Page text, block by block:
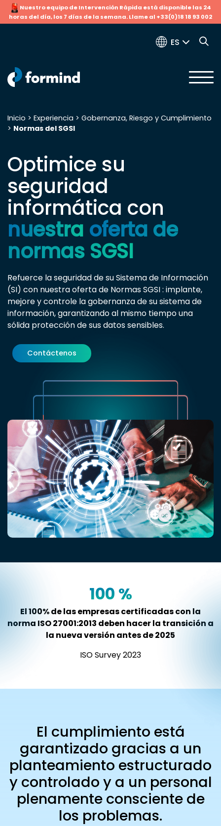
Nuestro equipo de Intervención Rápida está disponible las 24
horas del día, los 7 días de la semana. Llame al +33(0)18 18 93 002
ES
Buscar:
Inicio > Experiencia > Gobernanza, Riesgo y Cumplimiento
> Normas del SGSI
Optimice su
seguridad
informática con
nuestra oferta de
normas SGSI
Refuerce la seguridad de su Sistema de Información
(SI) con nuestra oferta de Normas SGSI : implante,
mejore y controle la gobernanza de su sistema de
información, garantizando al mismo tiempo una
sólida protección de sus datos sensibles.
Contáctenos
100 %
El 100% de las empresas certificadas con la
norma ISO 27001:2013 deben hacer la transición a
la nueva versión antes de 2025
ISO Survey 2023
El cumplimiento está
garantizado gracias a un
planteamiento estructurado
y controlado y a un personal
plenamente consciente de
los problemas.